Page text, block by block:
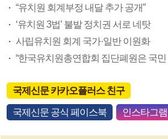
“유치원 회계부정 내달 추가 공개”
‘유치원 3법’ 불발 정치권 서로 네탓
사립유치원 회계 국가·일반 이원화
국제신문 카카오플러스 친구
국제신문 공식 페이스북 인스타그램